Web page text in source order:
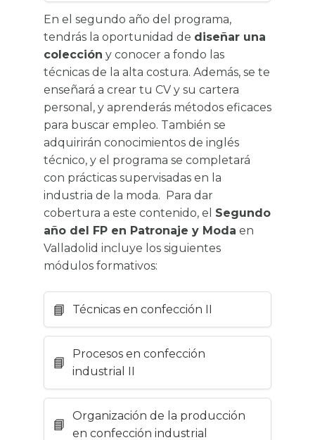
En el segundo año del programa,
tendrás la oportunidad de diseñar una
colección y conocer a fondo las
técnicas de la alta costura. Además, se te
enseñará a crear tu CV y su cartera
personal, y aprenderás métodos eficaces
para buscar empleo. También se
adquirirán conocimientos de inglés
técnico, y el programa se completará
con prácticas supervisadas en la
industria de la moda.
Para dar
cobertura a este contenido, el Segundo
año del FP en Patronaje y Moda en
Valladolid incluye los siguientes
módulos formativos:
Técnicas en confección II
Procesos en confección
industrial II
Organización de la producción
en confección industrial